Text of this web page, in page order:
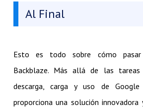
Al Final
Esto es todo sobre cómo
Backblaze. Más allá de las tareas
descarga, carga y uso de
proporciona una solución